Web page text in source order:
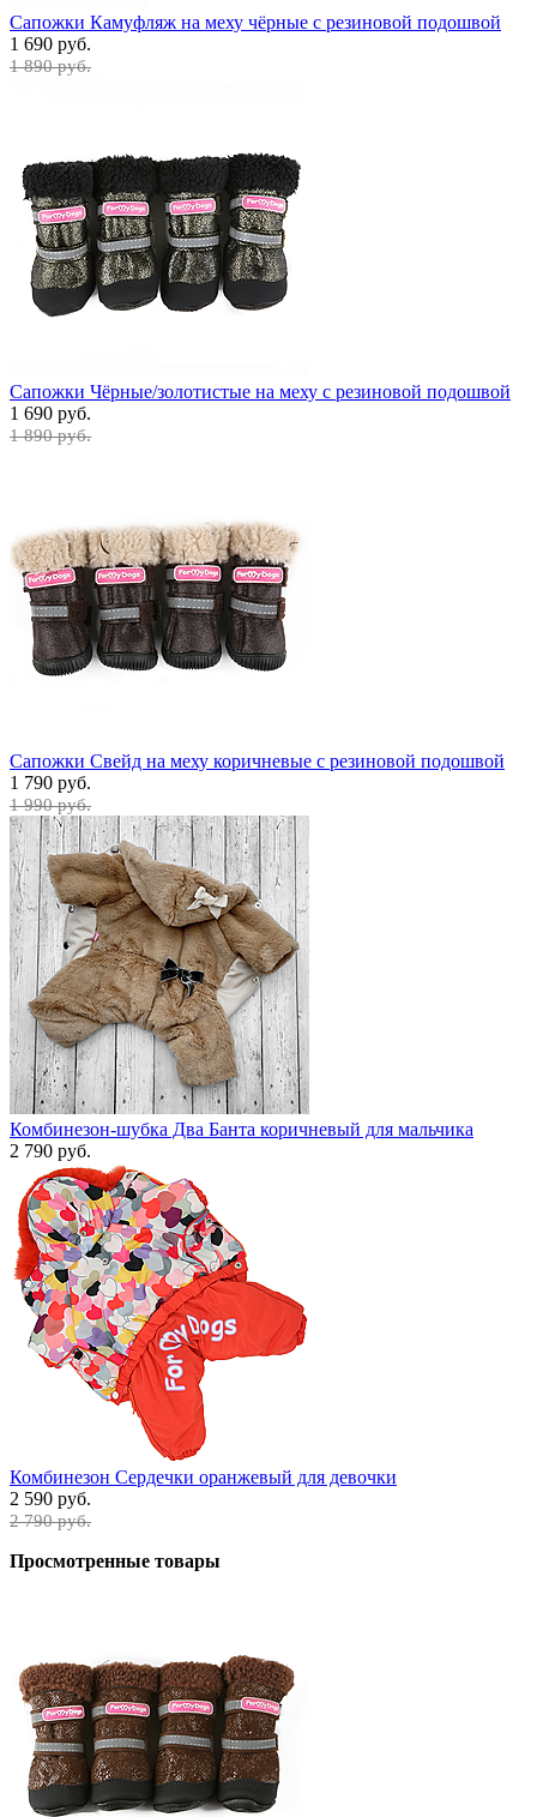
Сапожки Камуфляж на меху чёрные с резиновой подошвой
1 690 руб.
1 890 руб.
Сапожки Чёрные/золотистые на меху с резиновой подошвой
1 690 руб.
1 890 руб.
Сапожки Свейд на меху коричневые с резиновой подошвой
1 790 руб.
1 990 руб.
Комбинезон-шубка Два Банта коричневый для мальчика
2 790 руб.
Комбинезон Сердечки оранжевый для девочки
2 590 руб.
2 790 руб.
Просмотренные товары